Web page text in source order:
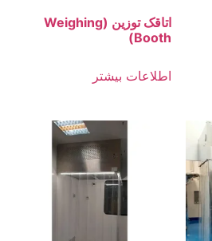
اتاقک توزین (Weighing
Booth)
اطلاعات بیشتر